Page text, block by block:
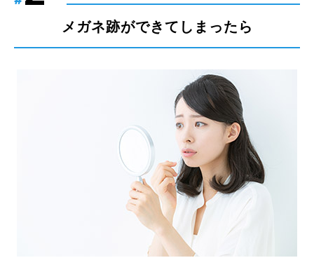
メガネ跡ができてしまったら